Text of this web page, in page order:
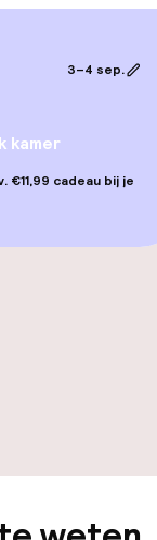
kamers
kamers
3–4 sep.
kamer
cadeau bij je